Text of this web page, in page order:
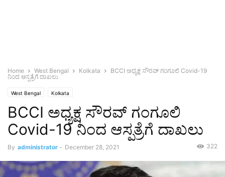
Home West Bengal Kolkata
BCCI ಅಧ್ಯಕ್ಷ ಸೌರವ್ ಗಂಗೂಲಿ Covid-19
ನಿಂದ ಆಸ್ಪತ್ರೆಗೆ ದಾಖಲು
West Bengal Kolkata
BCCI ಅಧ್ಯಕ್ಷ ಸೌರವ್ ಗಂಗೂಲಿ
Covid-19 ನಿಂದ ಆಸ್ಪತ್ರೆಗೆ ದಾಖಲು
By administrator - December 28, 2021 322